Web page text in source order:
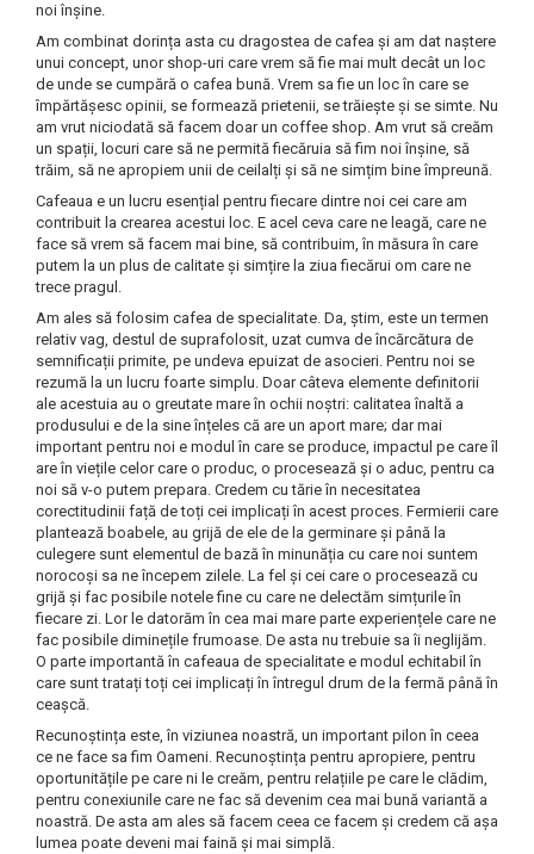
noi înșine.
Am combinat dorința asta cu dragostea de cafea și am dat naștere
unui concept, unor shop-uri care vrem să fie mai mult decât un loc
de unde se cumpără o cafea bună. Vrem sa fie un loc în care se
împărtășesc opinii, se formează prietenii, se trăiește și se simte. Nu
am vrut niciodată să facem doar un coffee shop. Am vrut să creăm
un spații, locuri care să ne permită fiecăruia să fim noi înșine, să
trăim, să ne apropiem unii de ceilalți și să ne simțim bine împreună.
Cafeaua e un lucru esențial pentru fiecare dintre noi cei care am
contribuit la crearea acestui loc. E acel ceva care ne leagă, care ne
face să vrem să facem mai bine, să contribuim, în măsura în care
putem la un plus de calitate și simțire la ziua fiecărui om care ne
trece pragul.
Am ales să folosim cafea de specialitate. Da, știm, este un termen
relativ vag, destul de suprafolosit, uzat cumva de încărcătura de
semnificații primite, pe undeva epuizat de asocieri. Pentru noi se
rezumă la un lucru foarte simplu. Doar câteva elemente definitorii
ale acestuia au o greutate mare în ochii noștri: calitatea înaltă a
produsului e de la sine înțeles că are un aport mare; dar mai
important pentru noi e modul în care se produce, impactul pe care îl
are în viețile celor care o produc, o procesează și o aduc, pentru ca
noi să v-o putem prepara. Credem cu tărie în necesitatea
corectitudinii față de toți cei implicați în acest proces. Fermierii care
plantează boabele, au grijă de ele de la germinare și până la
culegere sunt elementul de bază în minunăția cu care noi suntem
norocoși sa ne începem zilele. La fel și cei care o procesează cu
grijă și fac posibile notele fine cu care ne delectăm simțurile în
fiecare zi. Lor le datorăm în cea mai mare parte experiențele care ne
fac posibile diminețile frumoase. De asta nu trebuie sa îi neglijăm.
O parte importantă în cafeaua de specialitate e modul echitabil în
care sunt tratați toți cei implicați în întregul drum de la fermă până în
ceașcă.
Recunoștința este, în viziunea noastră, un important pilon în ceea
ce ne face sa fim Oameni. Recunoștința pentru apropiere, pentru
oportunitățile pe care ni le creăm, pentru relațiile pe care le clădim,
pentru conexiunile care ne fac să devenim cea mai bună variantă a
noastră. De asta am ales să facem ceea ce facem și credem că așa
lumea poate deveni mai faină și mai simplă.